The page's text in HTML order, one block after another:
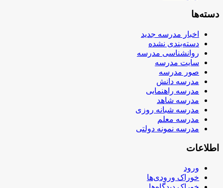
دسته‌ها
اخبار مدرسه جدید
دسته‌بندی نشده
روانشناسی مدرسه
سایت مدرسه
صور مدرسه
مدرسه دانش
مدرسه راهنمایی
مدرسه شاهد
مدرسه شبانه روزی
مدرسه معلم
مدرسه نمونه دولتی
اطلاعات
ورود
خوراک ورودی‌ها